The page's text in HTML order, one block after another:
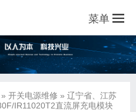
菜单
» 开关电源维修 » 辽宁省、江苏
IR11020T2直流屏充电模块